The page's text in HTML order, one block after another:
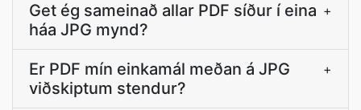
Get ég sameinað allar PDF síður í eina
háa JPG mynd?
+
Er PDF mín einkamál meðan á JPG
viðskiptum stendur?
+